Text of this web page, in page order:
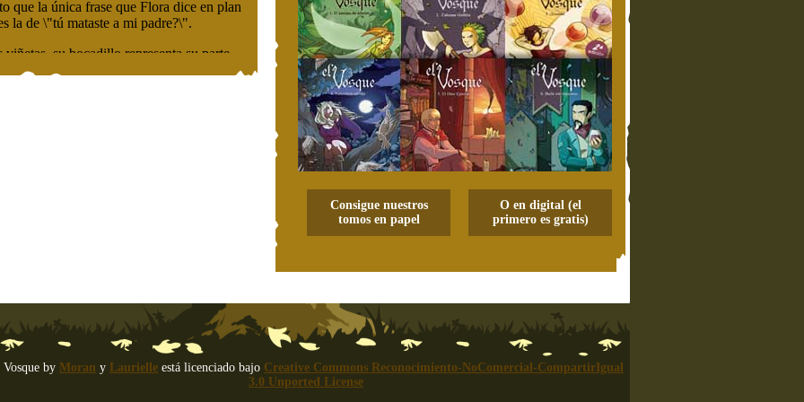
Consigue nuestros
tomos en papel
O en digital (el
primero es gratis)
by Moran y Laurielle está licenciado bajo Creative Commons Reconocimiento-NoComercial-CompartirIgual
3.0 Unported License